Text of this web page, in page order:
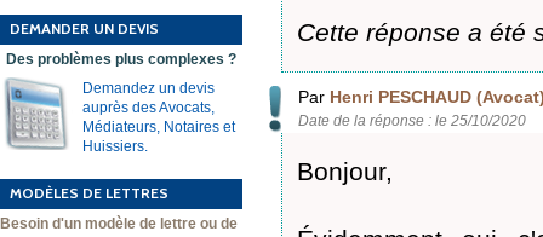
DEMANDER UN DEVIS
Des problèmes plus complexes ?
Demandez un devis
auprès des Avocats,
Médiateurs, Notaires et
Huissiers.
MODÈLES DE LETTRES
Besoin d'un modèle de lettre ou de
Cette réponse a été
Par Henri PESCHAUD
Date de la réponse : le 25/10/2020
Bonjour,